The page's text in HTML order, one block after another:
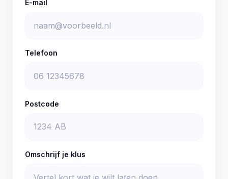
E-mail
Telefoon
Postcode
Omschrijf je klus